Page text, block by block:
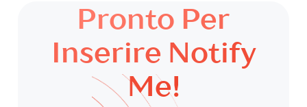
Pronto Per
Inserire Notify
Me!